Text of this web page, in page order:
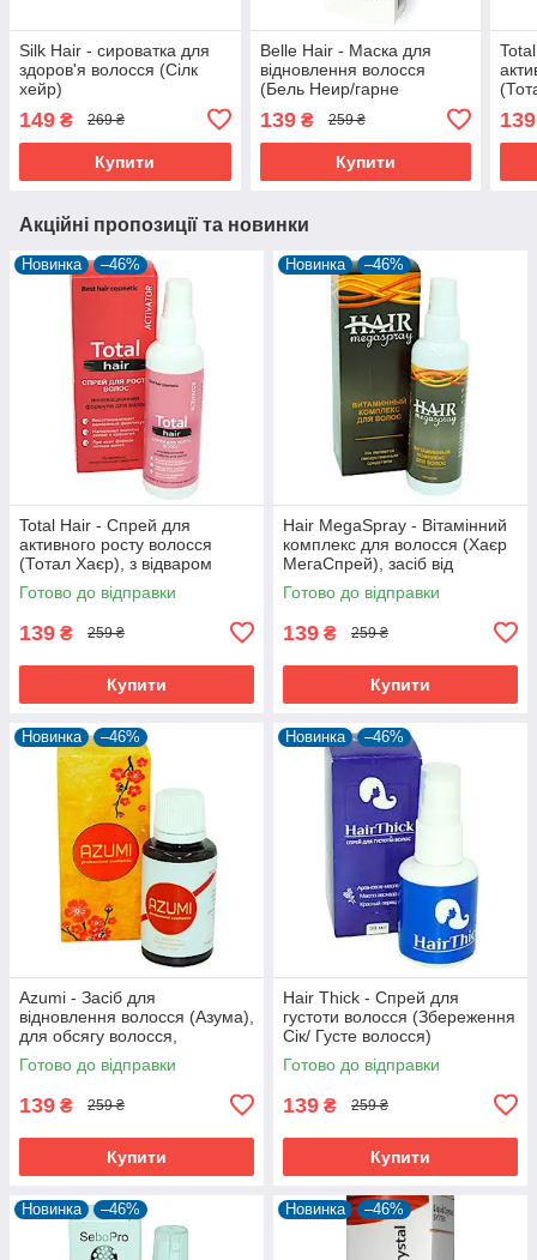
Silk Hair - сироватка для
здоров'я волосся (Сілк
хейр)
149 ₴ 269 ₴
Купити
Belle Hair - Маска для
відновлення волосся
(Бель Неир/гарне
догляд з вітамінами
A,D,E,F
139₴ 259 ₴
Купити
139
Акційні пропозиції та новинки
Новинка –46%
Total Hair - Спрей для
активного росту волосся
(Тотал Хаєр), з відваром
кропиви, звіробою і кофеїну
Готово до відправки
139 ₴ 259 ₴
Купити
Новинка –46%
Hair MegaSpray - Вітамінний
комплекс для волосся (Хаєр
МегаСпрей), засіб від
облисіння, випадання
волосся
Готово до відправки
139 ₴ 259 ₴
Купити
Новинка –46%
Azumi - Засіб для
відновлення волосся (Азума),
для обсягу волосся,
комплексний догляд
Готово до відправки
139 ₴ 259 ₴
Купити
Новинка –46%
Hair Thick - Спрей для
густоти волосся (Збереження
Сік/ Густе волосся)
Готово до відправки
139 ₴ 259 ₴
Купити
Новинка –46% Новинка –46%